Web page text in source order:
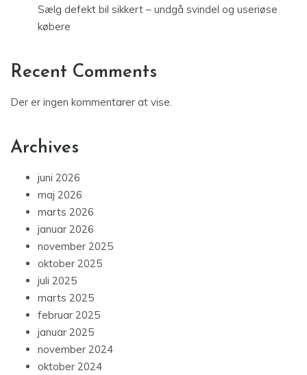
Sælg defekt bil sikkert – undgå svindel og useriøse
købere
Recent Comments
Der er ingen kommentarer at vise.
Archives
juni 2026
maj 2026
marts 2026
januar 2026
november 2025
oktober 2025
juli 2025
marts 2025
februar 2025
januar 2025
november 2024
oktober 2024